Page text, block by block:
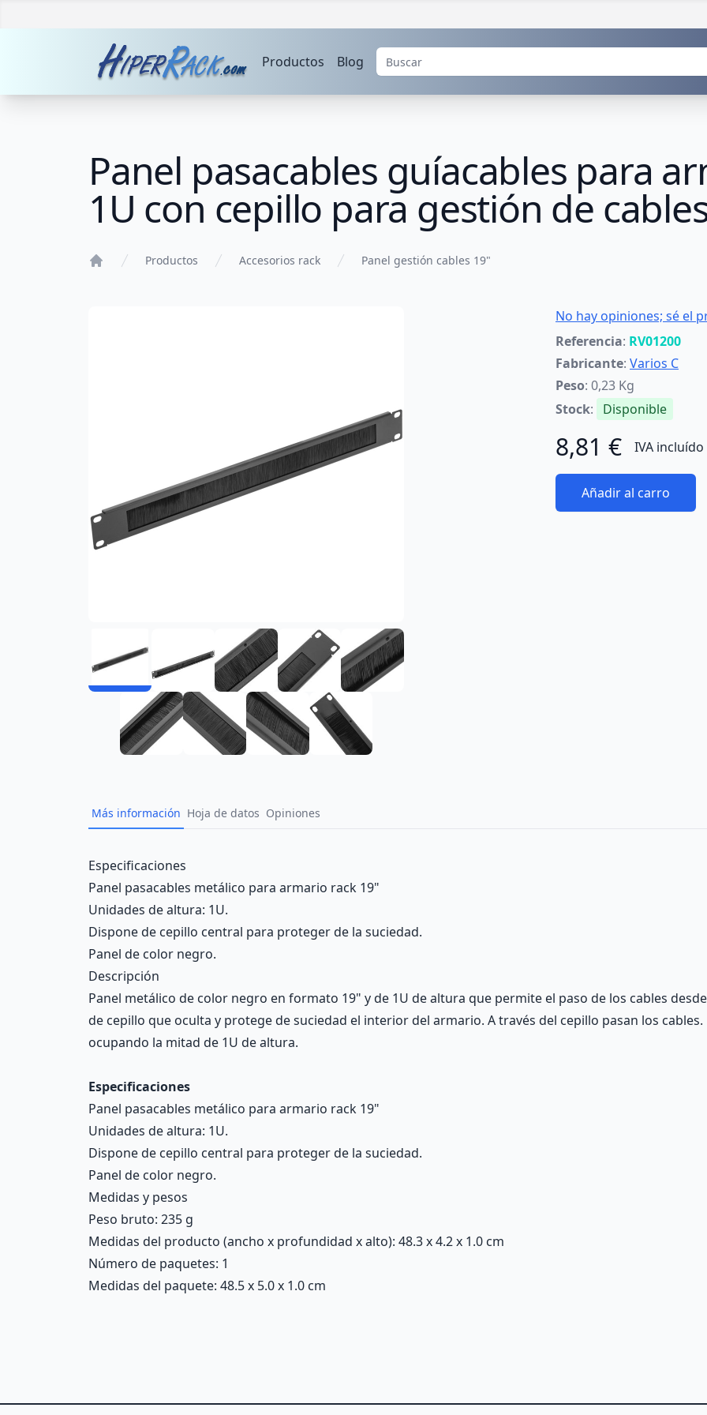
Productos Blog
Panel pasacables guíacables para
1U con cepillo para gestión de
Productos Accesorios rack Panel gestión cables 19"
No hay opiniones; sé el
Referencia: RV01200
Fabricante: Varios C
Peso: 0,23 Kg
Stock: Disponible
8,81 € IVA incluído
Añadir al carro
Más información Hoja de datos Opiniones
Description
Especificaciones
Panel pasacables metálico para armario rack 19"
Unidades de altura: 1U.
Dispone de cepillo central para proteger de la suciedad.
Panel de color negro.
Descripción
Panel metálico de color negro en formato 19" y de 1U de altura que permite el paso de los cables
de cepillo que oculta y protege de suciedad el interior del armario. A través del cepillo pasan los
ocupando la mitad de 1U de altura.
Especificaciones
Panel pasacables metálico para armario rack 19"
Unidades de altura: 1U.
Dispone de cepillo central para proteger de la suciedad.
Panel de color negro.
Medidas y pesos
Peso bruto: 235 g
Medidas del producto (ancho x profundidad x alto): 48.3 x 4.2 x 1.0 cm
Número de paquetes: 1
Medidas del paquete: 48.5 x 5.0 x 1.0 cm